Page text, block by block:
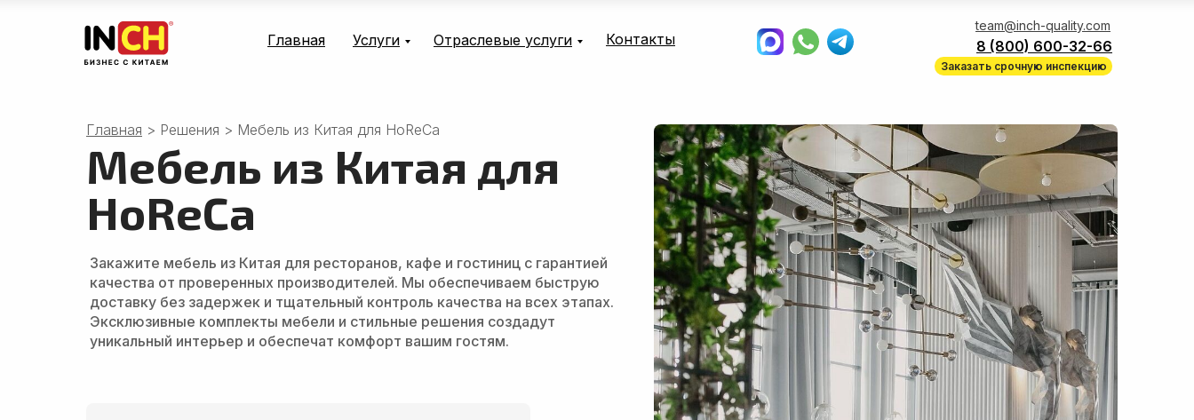
Главная Услуги Отраслевые услуги Контакты
team@inch-quality.com
8 (800) 600-32-66
Заказать срочную инспекцию
Закажите мебель из Китая для ресторанов, кафе и гостиниц с гарантией
качества от проверенных производителей. Мы обеспечиваем быструю
доставку без задержек и тщательный контроль качества на всех этапах.
Эксклюзивные комплекты мебели и стильные решения создадут
уникальный интерьер и обеспечат комфорт вашим гостям.
Главная > Решения > Мебель из Китая для HoReCa
Мебель из Китая для
HoReCa